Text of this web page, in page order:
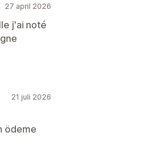
27 april 2026
j'ai noté
21 juli 2026
ödeme